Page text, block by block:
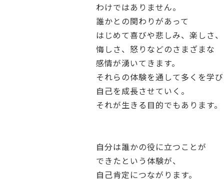
わけではありません。
誰かとの関わりがあって
はじめて喜びや悲しみ、楽しさ、
悔しさ、怒りなどのさまざまな
感情が湧いてきます。
それらの体験を通して多くを学
自己を成長させていく。
それが生きる目的でもあります。
自分は誰かの役に立つことが
できたという体験が、
自己肯定につながります。